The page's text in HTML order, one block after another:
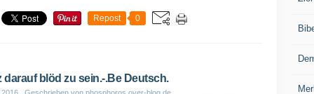
Repost 0
darauf blöd zu sein.-.Be Deutsch.